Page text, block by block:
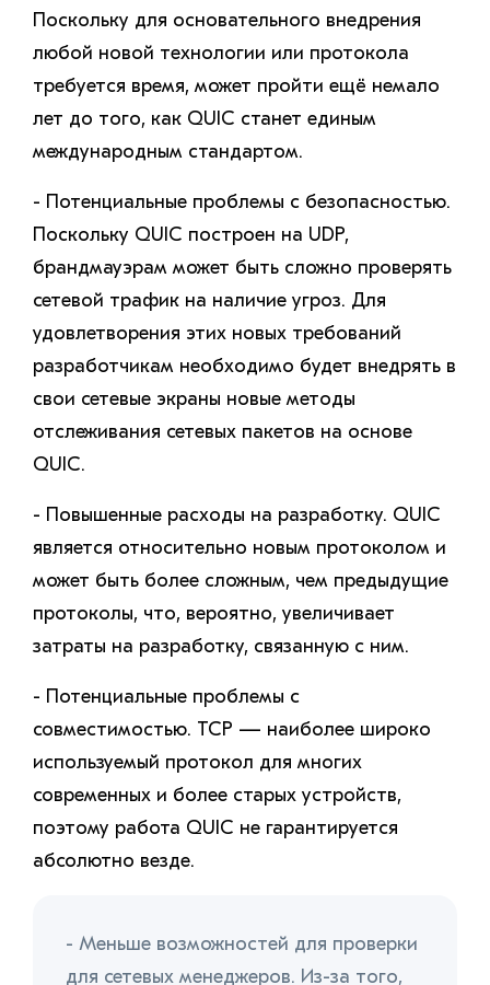
Поскольку для основательного внедрения
любой новой технологии или протокола
требуется время, может пройти ещё немало
лет до того, как QUIC станет единым
международным стандартом.
- Потенциальные проблемы с безопасностью.
Поскольку QUIC построен на UDP,
брандмауэрам может быть сложно проверять
сетевой трафик на наличие угроз. Для
удовлетворения этих новых требований
разработчикам необходимо будет внедрять в
свои сетевые экраны новые методы
отслеживания сетевых пакетов на основе
QUIC.
- Повышенные расходы на разработку. QUIC
является относительно новым протоколом и
может быть более сложным, чем предыдущие
протоколы, что, вероятно, увеличивает
затраты на разработку, связанную с ним.
- Потенциальные проблемы с
совместимостью. TCP — наиболее широко
используемый протокол для многих
современных и более старых устройств,
поэтому работа QUIC не гарантируется
абсолютно везде.
- Меньше возможностей для проверки
для сетевых менеджеров. Из-за того,